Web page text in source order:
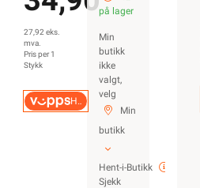
27,92 eks.
mva.
Pris per 1
Stykk
Hurtigkasse
på lager
Min
butikk
ikke
valgt,
velg
Min
butikk
Hent-i-Butikk
Sjekk